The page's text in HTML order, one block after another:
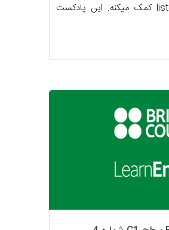
at work به تقویت listening کمک میکنه. این پادکست